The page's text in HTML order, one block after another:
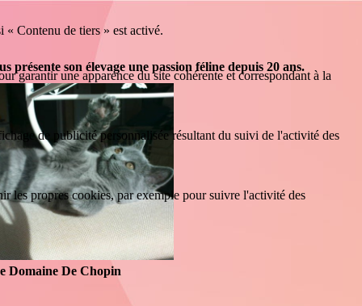
présente son élevage une passion féline depuis 20 ans.
Domaine De Chopin
Contenu de tiers » est activé.
garantir une apparence du site cohérente et correspondant à la
de publicité personnalisée résultant du suivi de l'activité des
les propres cookies, par exemple pour suivre l'activité des